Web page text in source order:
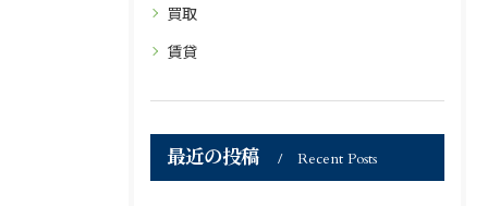
買取
賃貸
最近の投稿 Recent Posts